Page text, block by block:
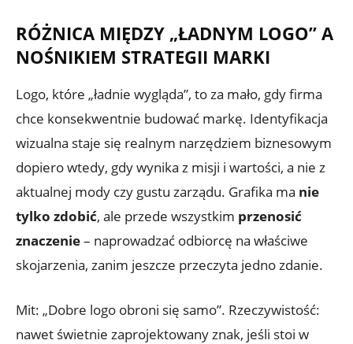
RÓŻNICA MIĘDZY „ŁADNYM LOGO” A
NOŚNIKIEM STRATEGII MARKI
Logo, które „ładnie wygląda”, to za mało, gdy firma
chce konsekwentnie budować markę. Identyfikacja
wizualna staje się realnym narzędziem biznesowym
dopiero wtedy, gdy wynika z misji i wartości, a nie z
aktualnej mody czy gustu zarządu. Grafika ma nie
tylko zdobić, ale przede wszystkim przenosić
znaczenie– naprowadzać odbiorcę na właściwe
skojarzenia, zanim jeszcze przeczyta jedno zdanie.
Mit: „Dobre logo obroni się samo”. Rzeczywistość:
nawet świetnie zaprojektowany znak, jeśli stoi w